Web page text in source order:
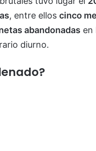
, entre ellos cinco
abandonadas en
diurno.